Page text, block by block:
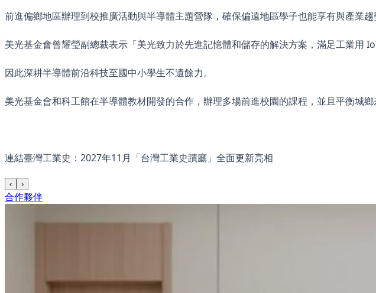
前進偏鄉地區辦理到校推廣活動與半導體主題營隊，確保偏遠地區學子也能享有與產業趨
美光基金會曾耀瑩副總裁表示「美光致力於先進記憶體和儲存的解決方案，滿足工業用
因此深耕半導體前沿科技至國中小學生不遺餘力。
美光基金會和科工館在半導體教材開發的合作，辦理多場前進校園的課程，並且平衡城鄉
連結臺灣工業史：2027年11月「台灣工業史蹟廳」全面更新亮相
‹ ›
合作夥伴